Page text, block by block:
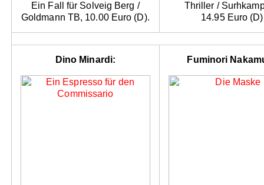
Ein Fall für Solveig Berg /
Goldmann TB, 10.00 Euro (D).
Thriller /
14.95 Euro
Dino Minardi: Fuminori